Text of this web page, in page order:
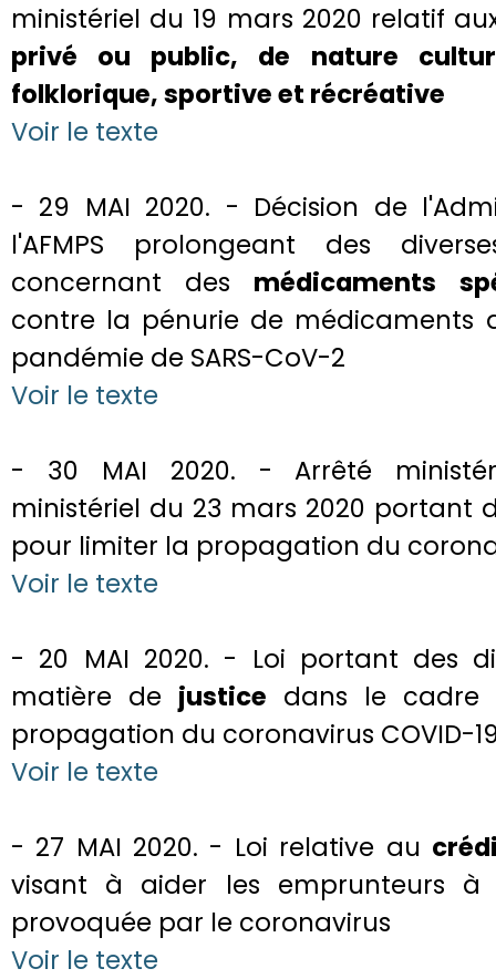
ministériel du 19 mars 2020 relatif
privé ou public, de nature
folklorique, sportive et récréative
Voir le texte
- 29 MAI 2020. - Décision de
l'AFMPS prolongeant des
concernant des médicaments
contre la pénurie de médicaments
pandémie de SARS-CoV-2
Voir le texte
- 30 MAI 2020. - Arrêté
ministériel du 23 mars 2020 portant
pour limiter la propagation du
Voir le texte
- 20 MAI 2020. - Loi portant des
matière de justice dans le
propagation du coronavirus COVID-
Voir le texte
- 27 MAI 2020. - Loi relative au
visant à aider les emprunteurs
provoquée par le coronavirus
Voir le texte